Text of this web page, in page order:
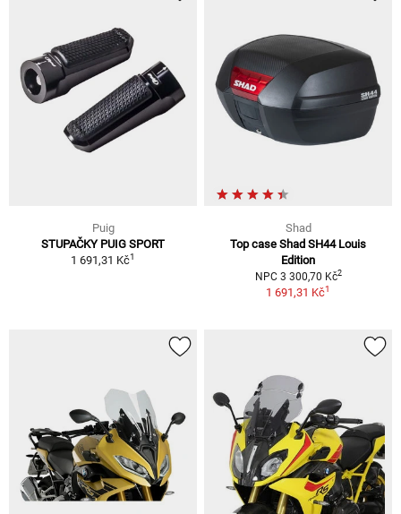
Puig
STUPAČKY PUIG SPORT
1 691,31 Kč1
Shad
Top case Shad SH44 Louis
Edition
NPC 3 300,70 Kč2
1 691,31 Kč1